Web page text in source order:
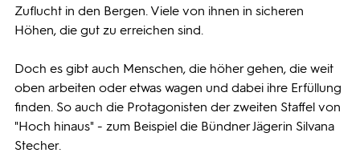
Zuflucht in den Bergen. Viele von ihnen in sicheren
Höhen, die gut zu erreichen sind.
Doch es gibt auch Menschen, die höher gehen, die weit
oben arbeiten oder etwas wagen und dabei ihre Erfüllung
finden. So auch die Protagonisten der zweiten Staffel von
"Hoch hinaus" - zum Beispiel die Bündner Jägerin Silvana
Stecher.